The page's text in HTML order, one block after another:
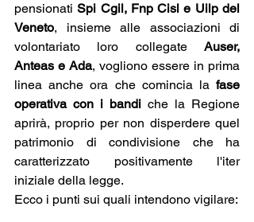
pensionati Spi Cgil, Fnp Cisl e Uilp del
Veneto, insieme alle associazioni di
volontariato loro collegate Auser,
Anteas e Ada, vogliono essere in prima
linea anche ora che comincia la fase
operativa con i bandi che la Regione
aprirà, proprio per non disperdere quel
patrimonio di condivisione che ha
caratterizzato positivamente l'iter
iniziale della legge.
Ecco i punti sui quali intendono vigilare: